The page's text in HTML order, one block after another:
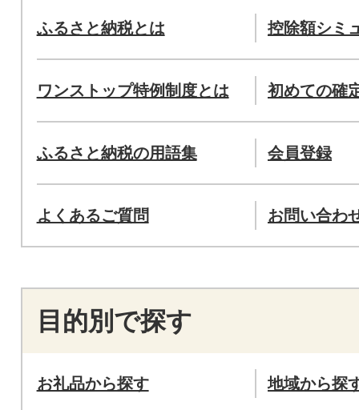
ふるさと納税とは 控除額シミ
ワンストップ特例制度とは 初めての確
ふるさと納税の用語集 会員登録
よくあるご質問 お問い合わ
目的別で探す
お礼品から探す 地域から探